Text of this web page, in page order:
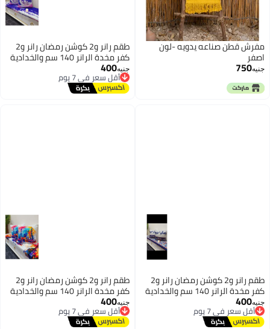
مفرش قطن صناعه يدويه -لون
اصفر
جنيه750
طقم رانر و2 كوشن رمضان رانر و2
كفر مخدة الرانر 140 سم والخدادية
40*40 سم
جنيه400
أقل سعر في 7 يوم
توصيل مجاني
أقل سعر في 7 يوم
طقم رانر و2 كوشن رمضان رانر و2
كفر مخدة الرانر 140 سم والخدادية
40*40 سم
جنيه400
أقل سعر في 7 يوم
توصيل مجاني
أقل سعر في 7 يوم
طقم رانر و2 كوشن رمضان رانر و2
كفر مخدة الرانر 140 سم والخدادية
40*40 سم
جنيه400
أقل سعر في 7 يوم
توصيل مجاني
أقل سعر في 7 يوم